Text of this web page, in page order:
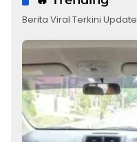
Berita Viral Terkini Update